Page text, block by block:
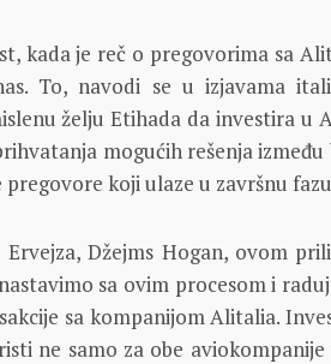
kada je reč o pregovorima sa
To, navodi se u izjavama
želju Etihada da investira u
mogućih rešenja između
koji ulaze u završnu
Džejms Hogan, ovom
sa ovim procesom i
sa kompanijom Alitalia.
ne samo za obe aviokompanije